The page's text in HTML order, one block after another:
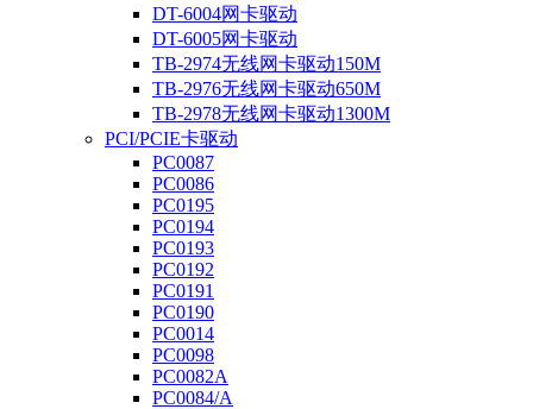
DT-6004网卡驱动
DT-6005网卡驱动
TB-2974无线网卡驱动150M
TB-2976无线网卡驱动650M
TB-2978无线网卡驱动1300M
PCI/PCIE卡驱动
PC0087
PC0086
PC0195
PC0194
PC0193
PC0192
PC0191
PC0190
PC0014
PC0098
PC0082A
PC0084/A